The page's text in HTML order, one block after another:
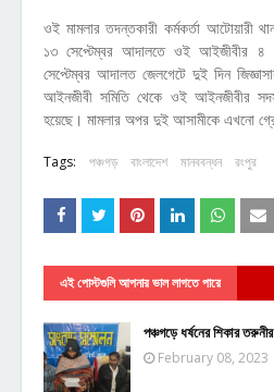
ওই মামলার তদন্তকারী কর্মকর্তা আটোয়ারী
১৩ সেপ্টেম্বর আদালতে ওই আইজীবীর ৪
সেপ্টেম্বর আদালত জেলগেটে দুই দিন
আইনজীবী সমিতি থেকে ওই আইনজীবীর
হয়েছে। মামলার অপর দুই আসামীকে এখনো
Tags: পঞ্চগড় বাংলাদেশ মানববন্ধন রংপুর
এই পোস্টগুলি আপনার ভাল লাগতে পারে
পঞ্চগড়ে ধর্ষনের শিকার
February 08, 2023